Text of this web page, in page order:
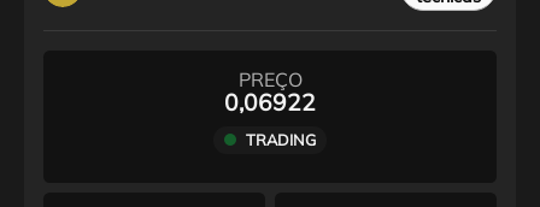
PREÇO
0,06922
TRADING